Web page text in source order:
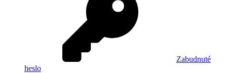
Zabudnuté
heslo